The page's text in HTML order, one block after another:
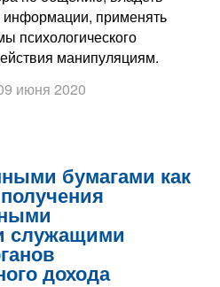
применять
психологического
манипуляциям.
июня 2020
бумагами как
служащими
дохода